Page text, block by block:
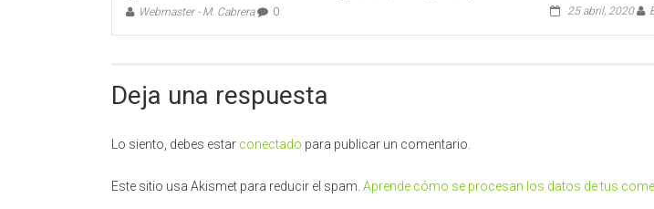
Webmaster - M. Cabrera
0 25 abril, 2020
Deja una respuesta
Lo siento, debes estar conectado para publicar un comentario.
Este sitio usa Akismet para reducir el spam. Aprende cómo se procesan los datos de tus